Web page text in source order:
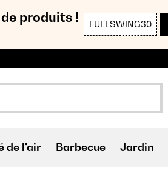
produits ! FULLSWING30
de l'air Barbecue Jardin